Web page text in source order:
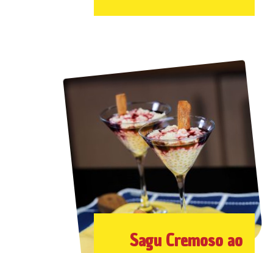
Sagu Cremoso ao